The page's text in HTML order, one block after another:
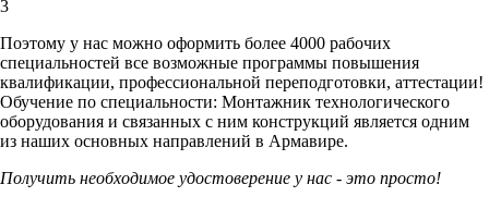
3
Поэтому у нас можно оформить более 4000 рабочих
специальностей все возможные программы повышения
квалификации, профессиональной переподготовки, аттестации!
Обучение по специальности: Монтажник технологического
оборудования и связанных с ним конструкций является одним
из наших основных направлений в Армавире.
Получить необходимое удостоверение у нас - это просто!